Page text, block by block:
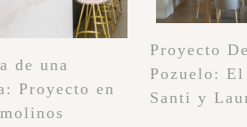
de una
Proyecto en
Proyecto
Pozuelo: El
Santi y